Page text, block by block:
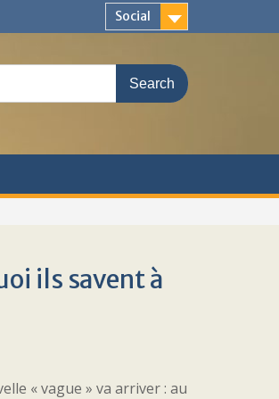
Social
ils savent à
« vague » va arriver : au